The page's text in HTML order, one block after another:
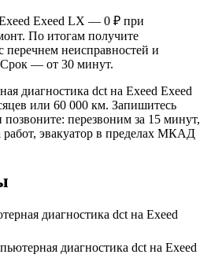
Exeed LX — 0 ₽ при
По итогам получите
перечнем неисправностей и
Срок — от 30 минут.
диагностика dct на Exeed Exeed
или 60 000 км. Запишитесь
перезвоним за 15 минут,
работ, эвакуатор в пределах МКАД
диагностика dct на Exeed
диагностика dct на Exeed